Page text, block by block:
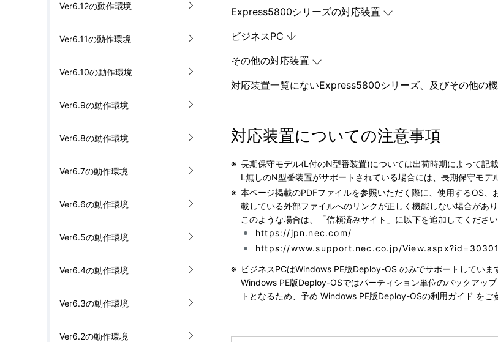
Ver6.12の動作環境
Ver6.11の動作環境
Ver6.10の動作環境
Ver6.9の動作環境
Ver6.8の動作環境
Ver6.7の動作環境
Ver6.6の動作環境
Ver6.5の動作環境
Ver6.4の動作環境
Ver6.3の動作環境
Ver6.2の動作環境
Express5800シリーズの対応装置
ビジネスPC
その他の対応装置
対応装置一覧にないExpress5800シリーズ、及びその他の
対応装置についての注意事項
※ 長期保守モデル(L付のN型番装置)については出荷時期によって記
L無しのN型番装置がサポートされている場合には、長期保守モデ
※ 本ページ掲載のPDFファイルを参照いただく際に、使用するOS
載している外部ファイルへのリンクが正しく機能しない場合があり
このような場合は、「信頼済みサイト」に以下を追加してくださ
https://jpn.nec.com/
https://www.support.nec.co.jp/
※ ビジネスPCはWindows PE版Deploy-OS のみでサポートしていま
Windows PE版Deploy-OSではパーティション単位のバックアッ
トとなるため、予め Windows PE版Deploy-OSの利用ガイド をご